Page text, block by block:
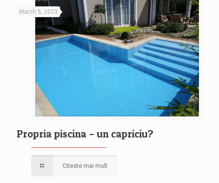
March 5, 2023
Propria piscina – un capriciu?
Citeste mai mult